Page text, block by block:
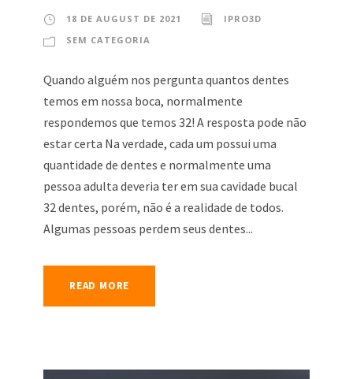
18 DE AUGUST DE 2021
IPRO3D
SEM CATEGORIA
Quando alguém nos pergunta quantos dentes
temos em nossa boca, normalmente
respondemos que temos 32! A resposta pode não
estar certa Na verdade, cada um possui uma
quantidade de dentes e normalmente uma
pessoa adulta deveria ter em sua cavidade bucal
32 dentes, porém, não é a realidade de todos.
Algumas pessoas perdem seus dentes...
READ MORE